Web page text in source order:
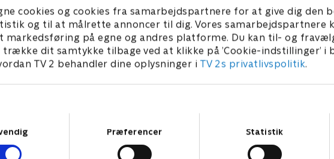
cookies og cookies fra samarbejdspartnere for at give dig den
og til at målrette annoncer til dig. Vores samarbejdspartnere
på egne og andres platforme. Du kan til- og
dit samtykke tilbage ved at klikke på ’Cookie-indstillinger’ i
TV 2 behandler dine oplysninger i TV 2s privatlivspolitik.
Præferencer Statistik